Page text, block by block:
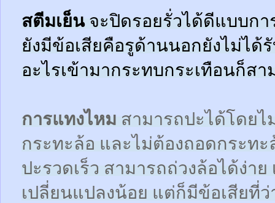
สตีมเย็นจะปิดรอยรั่วได้ดีแบบก
ยังมีข้อเสียคือรูด้านนอกยังไม่ได้
อะไรเข้ามากระทบกระเทือนก็ส
การแทงไหม สามารถปะได้โดยไ
กระทะล้อ และไม่ต้องถอดกระทะ
ปะรวดเร็ว สามารถถ่วงล้อได้ง่า
เปลี่ยนแปลงน้อย แต่ก็มีข้อเสียที่